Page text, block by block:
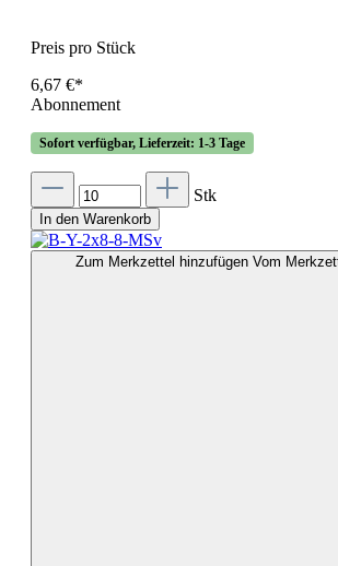
Preis pro Stück
6,67 €*
Abonnement
Sofort verfügbar, Lieferzeit: 1-3 Tage
Stk
In den Warenkorb
Zum Merkzettel hinzufügen Vom